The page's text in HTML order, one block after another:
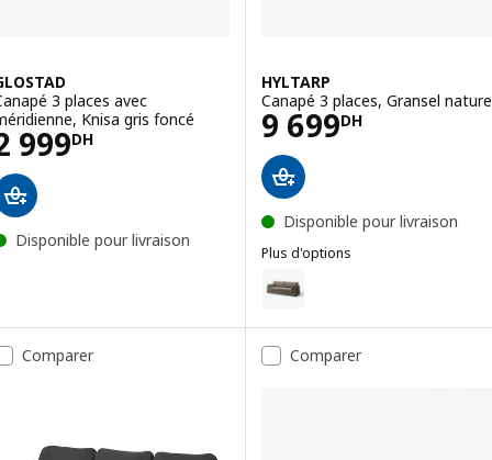
3 places avec
Knisa gris foncé
999DH
2999DH
Disponible pour livraison
HYLTARP
Canapé 3 places, Gransel
9 699DH
Prix 9699DH
Disponible pour livraison
Plus d'options
Option : HYLTARP, Canapé 3
Option : HYLTARP, Canapé 3
Option : HYLTARP, Canapé 3
Comparer Comparer